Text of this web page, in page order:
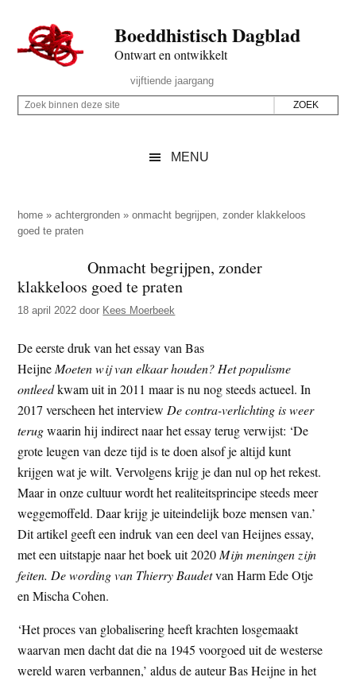
naar
de
inhoud
secondary
naar
de
sidebar
naar
de
Boeddhistisch Dagblad
Ontwart en ontwikkelt
Rechts
vijftiende jaargang
Z
p
d
z
e
i
t
e
Z
i
n
n
d
z
e
s
i
t
e
MENU
home »achtergronden »onmacht begrijpen, zonder klakkeloos
goed te praten
Onmacht begrijpen, zonder
klakkeloos goed te praten
18 april 2022 door Kees Moerbeek
De eerste druk van het essay van Bas
Heijne Moeten wij van elkaar houden? Het populisme
ontleedkwam uit in 2011 maar is nu nog steeds actueel. In
2017 verscheen het interview De contra-verlichting is weer
terugwaarin hij indirect naar het essay terug verwijst: ‘De
grote leugen van deze tijd is te doen alsof je altijd kunt
krijgen wat je wilt. Vervolgens krijg je dan nul op het rekest.
Maar in onze cultuur wordt het realiteitsprincipe steeds meer
weggemoffeld. Daar krijg je uiteindelijk boze mensen van.’
Dit artikel geeft een indruk van een deel van Heijnes essay,
met een uitstapje naar het boek uit 2020 Mijn meningen zijn
feiten. De wording van Thierry Baudetvan Harm Ede Otje
en Mischa Cohen.
‘Het proces van globalisering heeft krachten losgemaakt
waarvan men dacht dat die na 1945 voorgoed uit de westerse
wereld waren verbannen,’ aldus de auteur Bas Heijne in het